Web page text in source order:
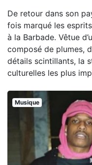
De retour dans son
fois marqué les
à la Barbade. Vêtue
composé de plumes,
détails scintillants, la
culturelles les plus
Musique